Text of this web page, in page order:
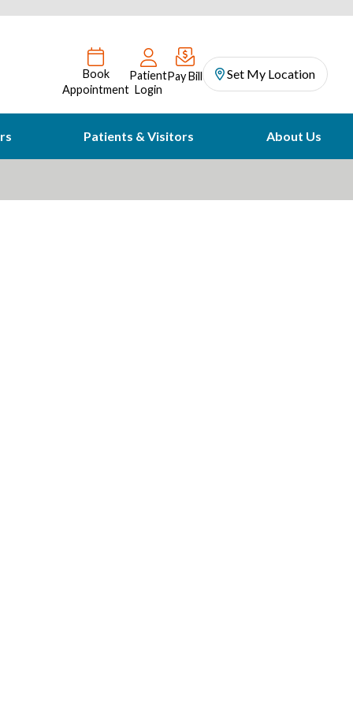
Book
Appointment
Patient
Login
Pay Bill Set My Location
Patients & Visitors About Us